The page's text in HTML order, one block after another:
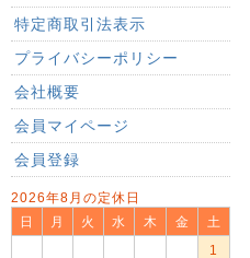
特定商取引法表示
プライバシーポリシー
会社概要
会員マイページ
会員登録
2026年8月の定休日
日
月 火 水 木 金
土
1